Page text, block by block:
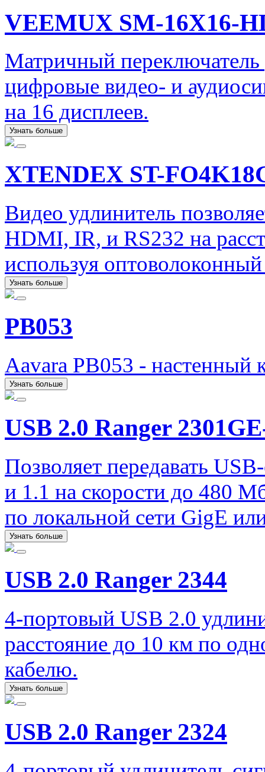
VEEMUX SM-16X16-
Матричный
цифровые видео- и
на 16 дисплеев.
Узнать больше
XTENDEX ST-
Видео удлинитель
HDMI, IR, и RS232 на
используя оптоволоконный
Узнать больше
PB053
Aavara PB053 - настенный
Узнать больше
USB 2.0 Ranger
Позволяет передавать
и 1.1 на скорости до 480
по локальной сети GigE
Узнать больше
USB 2.0 Ranger 2344
4-портовый USB 2.0
расстояние до 10 км по
кабелю.
Узнать больше
USB 2.0 Ranger 2324